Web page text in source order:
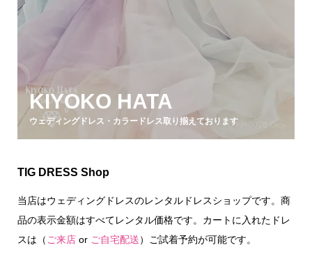
KIYOKO HATA
ウェディングドレス・カラードレス取り揃えております
TIG DRESS Shop
当店はウェディングドレスのレンタルドレスショップです。商
品の表示金額はすべてレンタル価格です。カートに入れたドレ
スは（ ご来店or ご自宅配送）ご試着予約が可能です。